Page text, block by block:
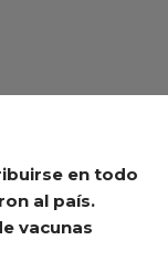
en todo
al país.
vacunas